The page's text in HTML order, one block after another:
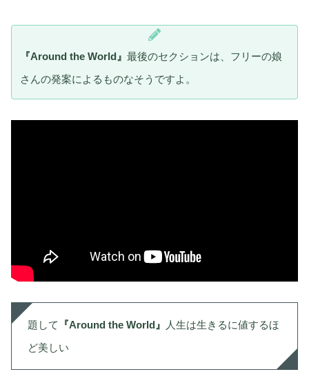
『Around the World』 最後のセクションは、フリーの娘
さんの発案によるものなそうですよ。
題して 『Around the World』
人生は生きるに値するほ
ど美しい